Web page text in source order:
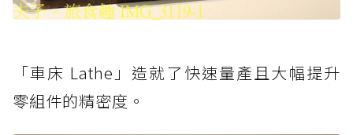
「車床 Lathe」造就了快速量產且大幅提升
零組件的精密度。